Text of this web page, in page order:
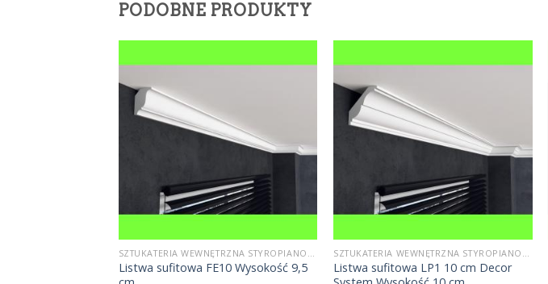
PODOBNE PRODUKTY
SZTUKATERIA WEWNĘTRZNA STYROPIANOWA
Listwa sufitowa FE10 Wysokość 9,5
SZTUKATERIA WEWNĘTRZNA STYROPIANOWA
Listwa sufitowa LP1 10 cm Decor